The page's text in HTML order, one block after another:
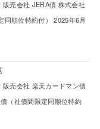
売会社 JERA債 株式会社
同順位特約付） 2025年6月
売会社 楽天カードマン債
（社債間限定同順位特約